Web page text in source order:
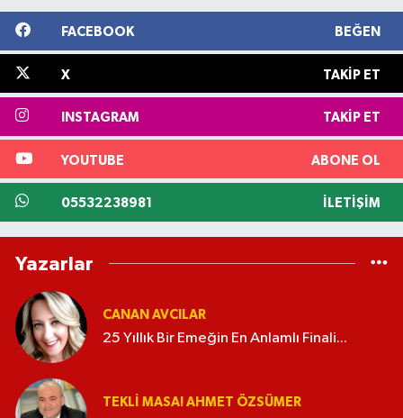
FACEBOOK BEĞEN
X TAKIP ET
INSTAGRAM TAKIP ET
YOUTUBE ABONE OL
05532238981 İLETIŞIM
Yazarlar
CANAN AVCILAR
25 Yıllık Bir Emeğin En Anlamlı Finali...
TEKLI MASA! AHMET ÖZSÜMER